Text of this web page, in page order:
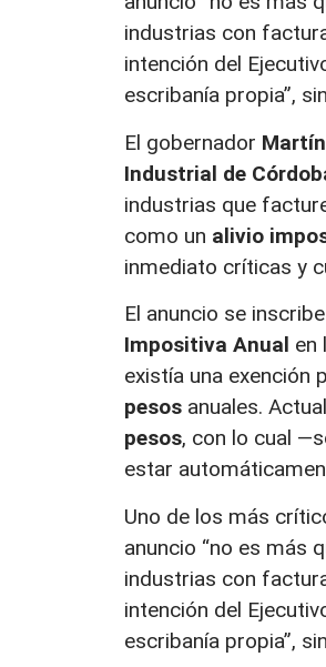
industrias con
intención del
escribanía propia”,
El gobernador
Industrial de
industrias que
como un alivio
inmediato críticas y
El anuncio se
Impositiva Anual en
existía una exención
pesos anuales.
pesos, con lo cual
estar
Uno de los más
anuncio “no es más
industrias con
intención del
escribanía propia”,